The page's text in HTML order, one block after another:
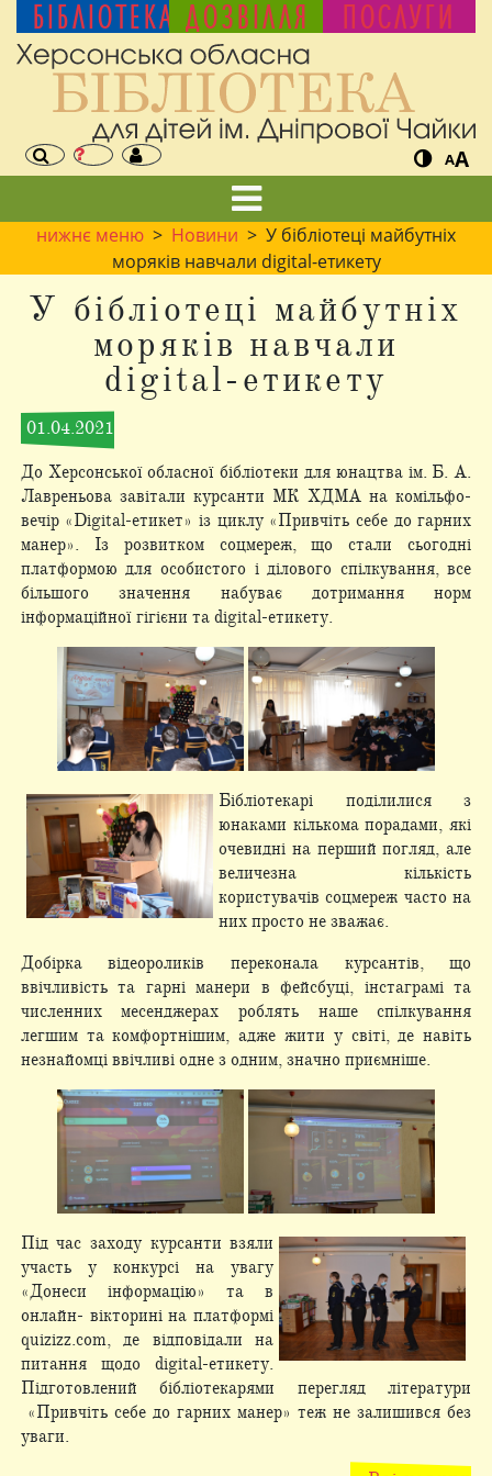
БІБЛІОТЕКА ДОЗВІЛЛЯ ПОСЛУГИ
AA
нижнє меню > Новини > У бібліотеці майбутніх
моряків навчали digital-етикету
У бібліотеці майбутніх
моряків навчали
digital-етикету
01.04.2021
До Херсонської обласної бібліотеки для юнацтва ім. Б. А.
Лавреньова завітали курсанти МК ХДМА на комільфо-
вечір «Digital-етикет» із циклу «Привчіть себе до гарних
манер». Із розвитком соцмереж, що стали сьогодні
платформою для особистого і ділового спілкування, все
більшого значення набуває дотримання норм
інформаційної гігієни та digital-етикету.
Бібліотекарі поділилися з
юнаками кількома порадами, які
очевидні на перший погляд, але
величезна кількість
користувачів соцмереж часто на
них просто не зважає.
Добірка відеороликів переконала курсантів, що
ввічливість та гарні манери в фейсбуці, інстаграмі та
численних месенджерах роблять наше спілкування
легшим та комфортнішим, адже жити у світі, де навіть
незнайомці ввічливі одне з одним, значно приємніше.
Під час заходу курсанти взяли
участь у конкурсі на увагу
«Донеси інформацію» та в
онлайн- вікторині на платформі
quizizz.com, де відповідали на
питання щодо digital-етикету.
Підготовлений бібліотекарями перегляд літератури
«Привчіть себе до гарних манер» теж не залишився без
уваги.